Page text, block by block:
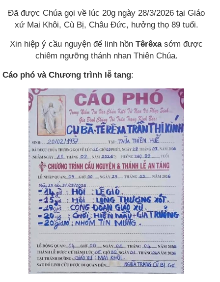
Đã được Chúa gọi về lúc 20g ngày 28/3/2026 tại Giáo
xứ Mai Khôi, Cù Bị, Châu Đức, hưởng thọ 89 tuổi.
Xin hiệp ý cầu nguyện để linh hồn Têrêxasớm được
chiêm ngưỡng thánh nhan Thiên Chúa.
Cáo phó và Chương trình lễ tang: